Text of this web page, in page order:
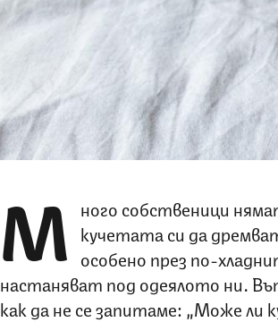
М ного собственици
кучетата си да
особено през по-
настаняват под одеялото ни.
как да не се запитаме: „Може ли